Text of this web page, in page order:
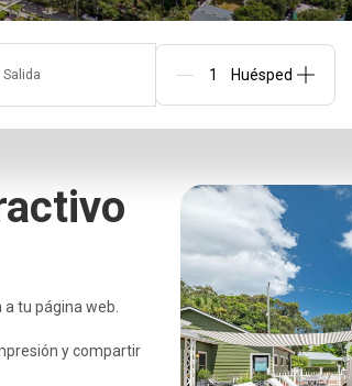
Salida Personas
tu página web.
y compartir